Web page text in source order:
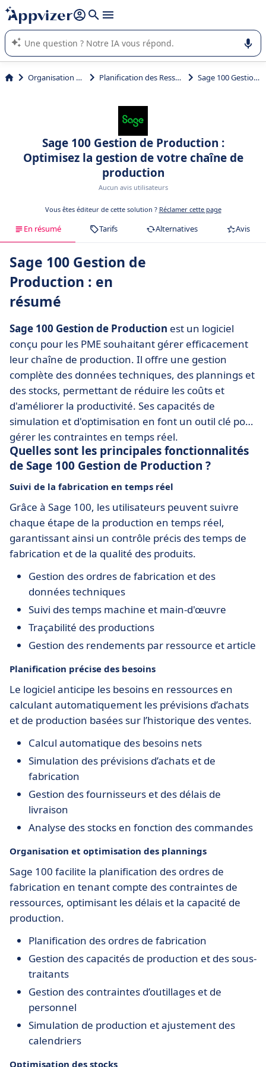
répondre (plusieurs lignes avec
L'IA de Appvizer vous guide dans l'utilisation ou la sélection de
logiciel SaaS en entreprise.
Organisation et planification Planification des Ressources de Production (MRP) Sage 100 Gestion de Production
Sage 100 Gestion de Production :
Optimisez la gestion de votre chaîne de
production
Aucun avis utilisateurs
Vous êtes éditeur de cette solution ? Réclamer cette page
En résumé Tarifs Alternatives Avis
Sage 100 Gestion de
Production : en
résumé
Sage 100 Gestion de Production est un logiciel
conçu pour les PME souhaitant gérer efficacement
leur chaîne de production. Il offre une gestion
complète des données techniques, des plannings et
des stocks, permettant de réduire les coûts et
d'améliorer la productivité. Ses capacités de
simulation et d'optimisation en font un outil clé pour
gérer les contraintes en temps réel.
Quelles sont les principales fonctionnalités
de Sage 100 Gestion de Production ?
Suivi de la fabrication en temps réel
Grâce à Sage 100, les utilisateurs peuvent suivre
chaque étape de la production en temps réel,
garantissant ainsi un contrôle précis des temps de
fabrication et de la qualité des produits.
Gestion des ordres de fabrication et des
données techniques
Suivi des temps machine et main-d'œuvre
Traçabilité des productions
Gestion des rendements par ressource et article
Planification précise des besoins
Le logiciel anticipe les besoins en ressources en
calculant automatiquement les prévisions d’achats
et de production basées sur l’historique des ventes.
Calcul automatique des besoins nets
Simulation des prévisions d’achats et de
fabrication
Gestion des fournisseurs et des délais de
livraison
Analyse des stocks en fonction des commandes
Organisation et optimisation des plannings
Sage 100 facilite la planification des ordres de
fabrication en tenant compte des contraintes de
ressources, optimisant les délais et la capacité de
production.
Planification des ordres de fabrication
Gestion des capacités de production et des sous-
traitants
Gestion des contraintes d’outillages et de
personnel
Simulation de production et ajustement des
calendriers
Optimisation des stocks